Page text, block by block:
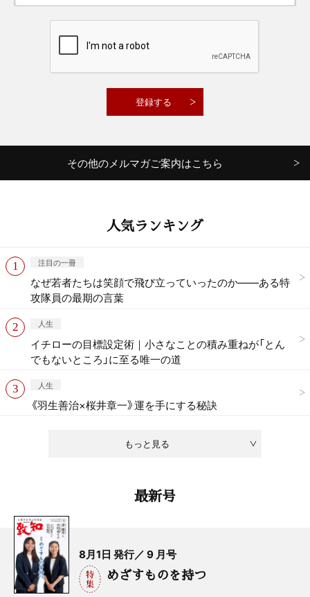
その他のメルマガご案内はこちら
人気ランキング
もっと見る
注目の一冊
なぜ若者たちは笑顔で飛び立っていったのか——ある特
攻隊員の最期の言葉
人生
イチローの目標設定術｜小さなことの積み重ねが「とん
でもないところ」に至る唯一の道
人生
《羽生善治×桜井章一》運を手にする秘訣
最新号
8月1日 発行／ 9 月号
めざすものを持つ